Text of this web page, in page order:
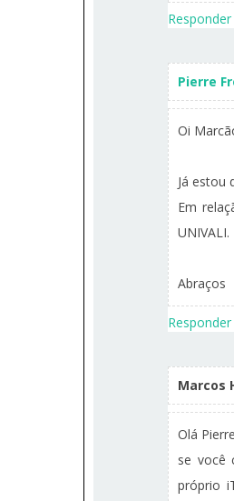
Responder
Pierre
Oi
Já estou
Em
UNIVALI.
Abraços
Responder
Marcos
Olá
se você
próprio